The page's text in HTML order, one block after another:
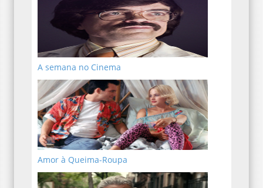
A semana no Cinema
Amor à Queima-Roupa